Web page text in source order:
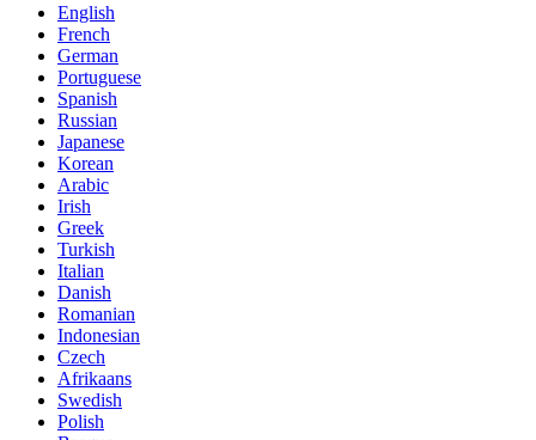
English
French
German
Portuguese
Spanish
Russian
Japanese
Korean
Arabic
Irish
Greek
Turkish
Italian
Danish
Romanian
Indonesian
Czech
Afrikaans
Swedish
Polish